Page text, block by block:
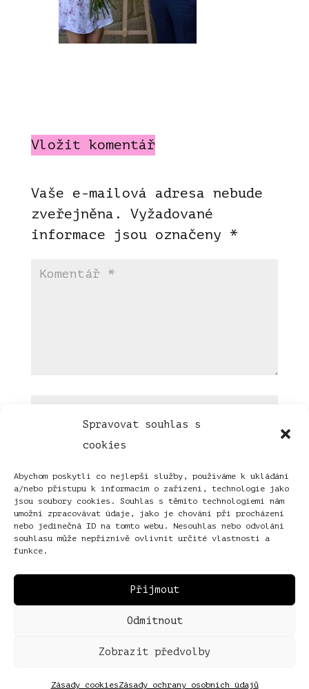
Spravovat souhlas s
cookies
Abychom poskytli co nejlepší služby, používáme k ukládání
a/nebo přístupu k informacím o zařízení, technologie jako
jsou soubory cookies. Souhlas s těmito technologiemi nám
umožní zpracovávat údaje, jako je chování při procházení
nebo jedinečná ID na tomto webu. Nesouhlas nebo odvolání
souhlasu může nepříznivě ovlivnit určité vlastnosti a
funkce.
Přijmout
Odmítnout
Zobrazit předvolby
Zásady cookiesZásady ochrany osobních údajů
Vložit komentář
Vaše e-mailová adresa nebude
zveřejněna.
Vyžadované
informace jsou označeny *
© Jana Poncarová, 2026.